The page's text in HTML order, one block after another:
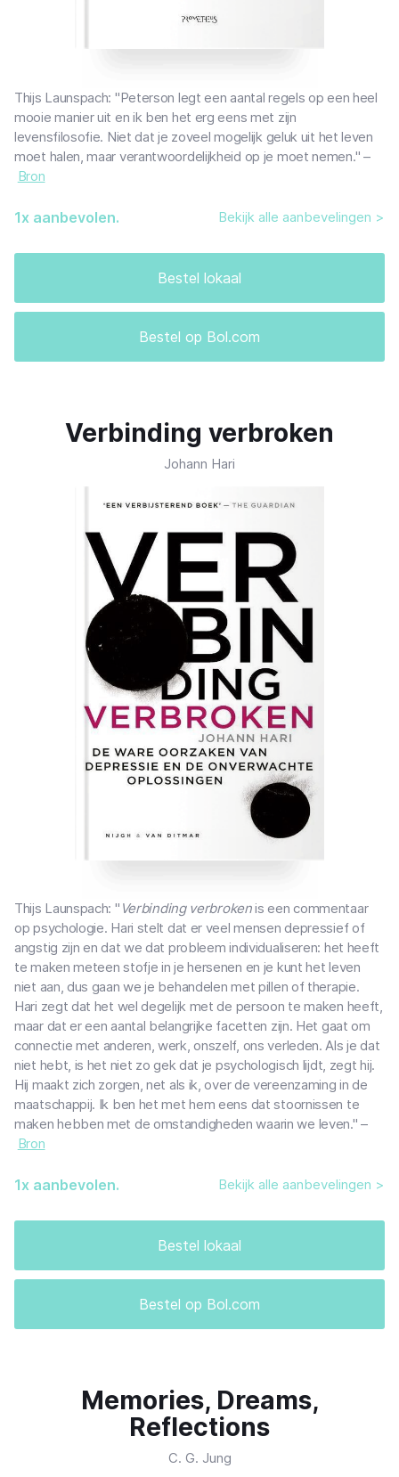
Thijs Launspach: "Peterson legt een aantal regels op een heel
mooie manier uit en ik ben het erg eens met zijn
levensfilosofie. Niet dat je zoveel mogelijk geluk uit het leven
moet halen, maar verantwoordelijkheid op je moet nemen." –
Bron
Bestel lokaal
Bestel op Bol.com
1x aanbevolen. Bekijk alle aanbevelingen >
Verbinding verbroken
Johann Hari
Thijs Launspach: " Verbinding verbrokenis een commentaar
op psychologie. Hari stelt dat er veel mensen depressief of
angstig zijn en dat we dat probleem individualiseren: het heeft
te maken meteen stofje in je hersenen en je kunt het leven
niet aan, dus gaan we je behandelen met pillen of therapie.
Hari zegt dat het wel degelijk met de persoon te maken heeft,
maar dat er een aantal belangrijke facetten zijn. Het gaat om
connectie met anderen, werk, onszelf, ons verleden. Als je dat
niet hebt, is het niet zo gek dat je psychologisch lijdt, zegt hij.
Hij maakt zich zorgen, net als ik, over de vereenzaming in de
maatschappij. Ik ben het met hem eens dat stoornissen te
maken hebben met de omstandigheden waarin we leven." –
Bron
Bestel lokaal
Bestel op Bol.com
1x aanbevolen. Bekijk alle aanbevelingen >
Memories, Dreams,
Reflections
C. G. Jung